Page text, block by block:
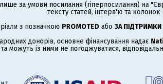
за умови посилання (гіперпосилання) на
тексту статей, інтерв'ю та колонок
з позначкою PROMOTED або ЗА ПІДТРИМКИ
донорів, основне фінансування надає
та можуть із ними не погоджуватися,